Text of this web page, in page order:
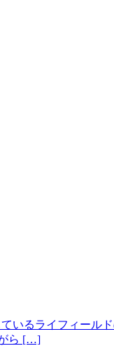
いるライフィール
ら […]